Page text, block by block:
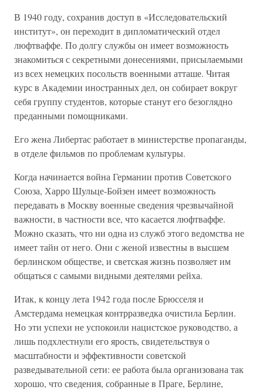
В 1940 году, сохранив доступ в «Исследовательский
институт», он переходит в дипломатический отдел
люфтваффе. По долгу службы он имеет возможность
знакомиться с секретными донесениями, присылаемыми
из всех немецких посольств военными атташе. Читая
курс в Академии иностранных дел, он собирает вокруг
себя группу студентов, которые станут его безоглядно
преданными помощниками.
Его жена Либертас работает в министерстве пропаганды,
в отделе фильмов по проблемам культуры.
Когда начинается война Германии против Советского
Союза, Харро Шульце-Бойзен имеет возможность
передавать в Москву военные сведения чрезвычайной
важности, в частности все, что касается люфтваффе.
Можно сказать, что ни одна из служб этого ведомства не
имеет тайн от него. Они с женой известны в высшем
берлинском обществе, и светская жизнь позволяет им
общаться с самыми видными деятелями рейха.
Итак, к концу лета 1942 года после Брюсселя и
Амстердама немецкая контрразведка очистила Берлин.
Но эти успехи не успокоили нацистское руководство, а
лишь подхлестнули его ярость, свидетельствуя о
масштабности и эффективности советской
разведывательной сети: ее работа была организована так
хорошо, что сведения, собранные в Праге, Берлине,